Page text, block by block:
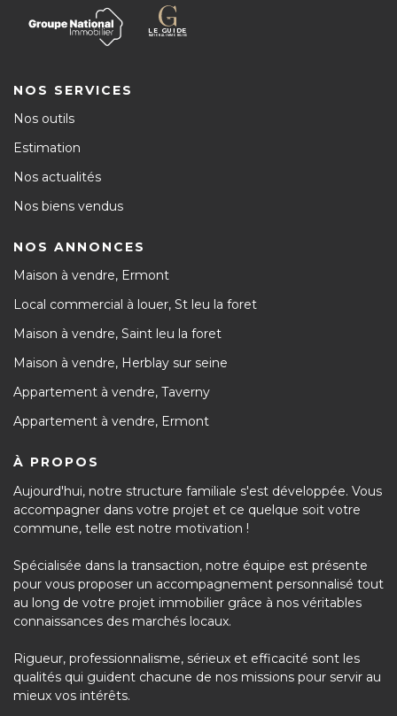
NOS SERVICES
Nos outils
Estimation
Nos actualités
Nos biens vendus
NOS ANNONCES
Maison à vendre, Ermont
Local commercial à louer, St leu la foret
Maison à vendre, Saint leu la foret
Maison à vendre, Herblay sur seine
Appartement à vendre, Taverny
Appartement à vendre, Ermont
À PROPOS
Aujourd'hui, notre structure familiale s'est développée. Vous
accompagner dans votre projet et ce quelque soit votre
commune, telle est notre motivation !
Spécialisée dans la transaction, notre équipe est présente
pour vous proposer un accompagnement personnalisé tout
au long de votre projet immobilier grâce à nos véritables
connaissances des marchés locaux.
Rigueur, professionnalisme, sérieux et efficacité sont les
qualités qui guident chacune de nos missions pour servir au
mieux vos intérêts.